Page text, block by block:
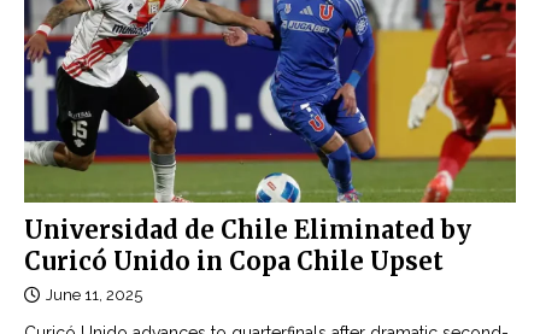
n
t
n
h
o
n
l
i
n
j
u
e
a
s
t
o
u
Universidad de Chile Eliminated by
Curicó Unido in Copa Chile Upset
June 11, 2025